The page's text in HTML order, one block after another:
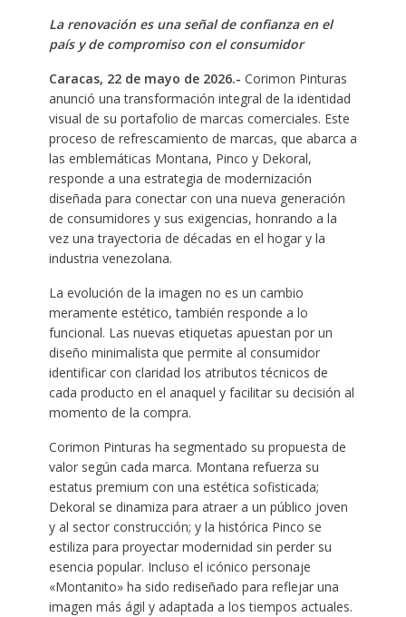
La renovación es una señal de confianza en el
país y de compromiso con el consumidor
Caracas, 22 de mayo de 2026.- Corimon Pinturas
anunció una transformación integral de la identidad
visual de su portafolio de marcas comerciales. Este
proceso de refrescamiento de marcas, que abarca a
las emblemáticas Montana, Pinco y Dekoral,
responde a una estrategia de modernización
diseñada para conectar con una nueva generación
de consumidores y sus exigencias, honrando a la
vez una trayectoria de décadas en el hogar y la
industria venezolana.
La evolución de la imagen no es un cambio
meramente estético, también responde a lo
funcional. Las nuevas etiquetas apuestan por un
diseño minimalista que permite al consumidor
identificar con claridad los atributos técnicos de
cada producto en el anaquel y facilitar su decisión al
momento de la compra.
Corimon Pinturas ha segmentado su propuesta de
valor según cada marca. Montana refuerza su
estatus premium con una estética sofisticada;
Dekoral se dinamiza para atraer a un público joven
y al sector construcción; y la histórica Pinco se
estiliza para proyectar modernidad sin perder su
esencia popular. Incluso el icónico personaje
«Montanito» ha sido rediseñado para reflejar una
imagen más ágil y adaptada a los tiempos actuales.